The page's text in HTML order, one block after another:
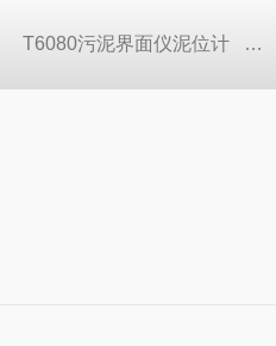
T6080污泥界面仪泥位计